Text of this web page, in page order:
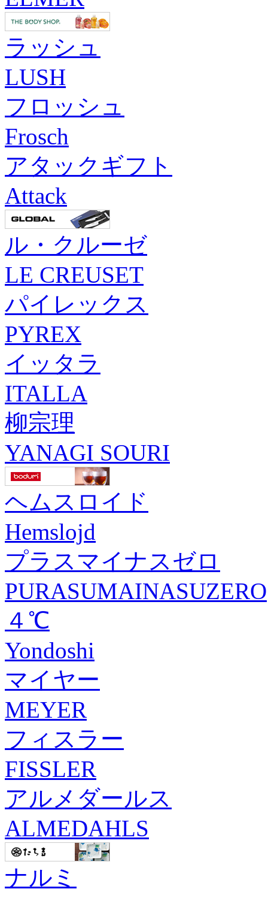
ラッシュ
LUSH
フロッシュ
Frosch
アタックギフト
Attack
ル・クルーゼ
LE CREUSET
パイレックス
PYREX
イッタラ
ITALLA
柳宗理
YANAGI SOURI
ヘムスロイド
Hemslojd
プラスマイナスゼロ
PURASUMAINASUZERO
４℃
Yondoshi
マイヤー
MEYER
フィスラー
FISSLER
アルメダールス
ALMEDAHLS
ナルミ